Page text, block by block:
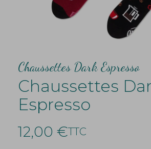
Chaussettes Dark Espresso
Chaussettes
Espresso
12,00 €TTC